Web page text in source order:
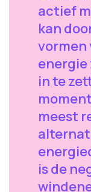
actief
kan
vormen
energie
in te
meest
is de